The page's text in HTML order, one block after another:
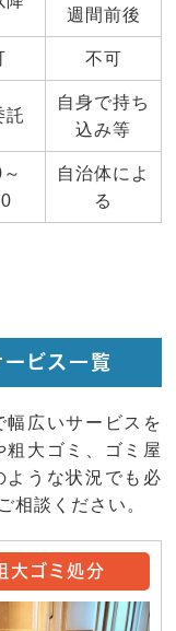
週間前後
不可
託
自身で持ち
込み等
自治体によ
る
ビス一覧
広いサービスを
粗大ゴミ、ゴミ屋
ような状況でも必
相談ください。
大ゴミ処分